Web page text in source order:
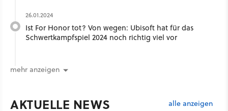
26.01.2024
Ist For Honor tot? Von wegen: Ubisoft hat für das
Schwertkampfspiel 2024 noch richtig viel vor
mehr anzeigen
AKTUELLE NEWS alle anzeigen